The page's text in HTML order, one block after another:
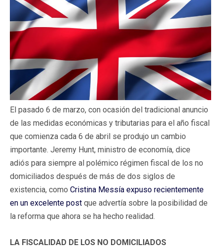
El pasado 6 de marzo, con ocasión del tradicional anuncio
de las medidas económicas y tributarias para el año fiscal
que comienza cada 6 de abril se produjo un cambio
importante. Jeremy Hunt, ministro de economía, dice
adiós para siempre al polémico régimen fiscal de los no
domiciliados después de más de dos siglos de
existencia, como Cristina Messía expuso recientemente
en un excelente post que advertía sobre la posibilidad de
la reforma que ahora se ha hecho realidad.
LA FISCALIDAD DE LOS NO DOMICILIADOS